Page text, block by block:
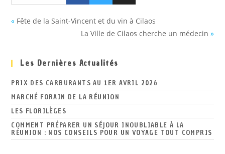
« Fête de la Saint-Vincent et du vin à Cilaos
La Ville de Cilaos cherche un médecin »
Les Dernières Actualités
PRIX DES CARBURANTS AU 1ER AVRIL 2026
MARCHÉ FORAIN DE LA RÉUNION
LES FLORILÈGES
COMMENT PRÉPARER UN SÉJOUR INOUBLIABLE À LA
RÉUNION : NOS CONSEILS POUR UN VOYAGE TOUT COMPRIS